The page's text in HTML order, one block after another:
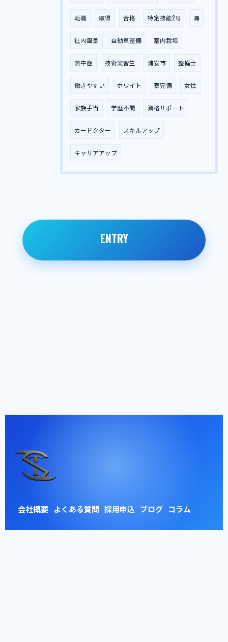
転職 取得 合格 特定技能2号 海
社内風景 自動車整備 室内栽培
熱中症 技術実習生 浦安市 整備士
働きやすい ホワイト 寮完備 女性
家族手当 学歴不問 資格サポート
カードクター スキルアップ
キャリアアップ
ENTRY
会社概要 よくある質問 採用申込 ブログ コラム
お問い合わせ プライバシーポリシー サイトマップ